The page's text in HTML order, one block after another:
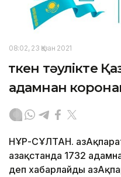
08:02, 23 Қазан 2021
Өткен тәулікте
адамнан
НҰР-СҰЛТАН.
Қазақстанда 1732
деп хабарлайды